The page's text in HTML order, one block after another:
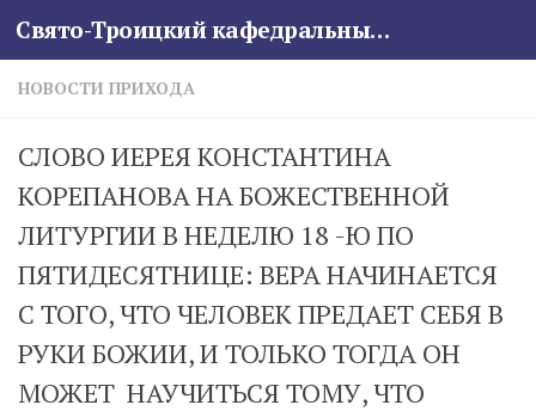
Skip to content Свято-Троицкий кафедральный собор
НОВОСТИ ПРИХОДА
СЛОВО ИЕРЕЯ КОНСТАНТИНА
КОРЕПАНОВА НА БОЖЕСТВЕННОЙ
ЛИТУРГИИ В НЕДЕЛЮ 18 -Ю ПО
ПЯТИДЕСЯТНИЦЕ: ВЕРА НАЧИНАЕТСЯ
С ТОГО, ЧТО ЧЕЛОВЕК ПРЕДАЕТ СЕБЯ В
РУКИ БОЖИИ, И ТОЛЬКО ТОГДА ОН
МОЖЕТ НАУЧИТЬСЯ ТОМУ, ЧТО